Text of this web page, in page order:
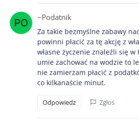
~Podatnik
Za takie bezmyślne zabawy
powinni płacić za tę akcję z
własne życzenie znaleźli się
umie zachować na wodzie to
nie zamierzam płacić z
co kilkanaście minut.
Odpowiedz Zgłoś